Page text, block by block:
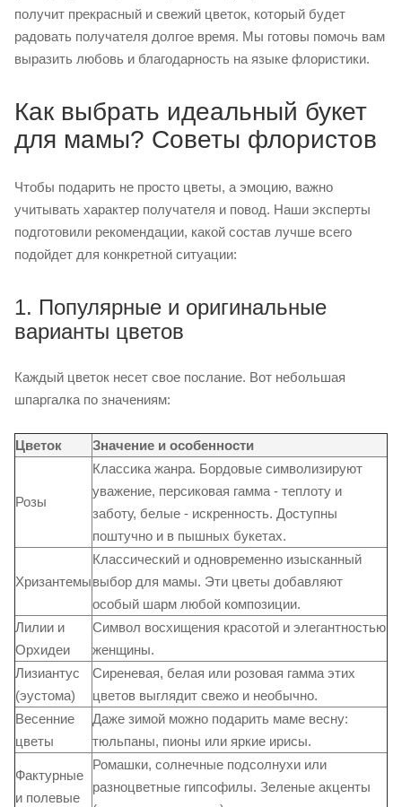
получит прекрасный и свежий цветок, который будет
радовать получателя долгое время. Мы готовы помочь вам
выразить любовь и благодарность на языке флористики.
Как выбрать идеальный букет
для мамы? Советы флористов
Чтобы подарить не просто цветы, а эмоцию, важно
учитывать характер получателя и повод. Наши эксперты
подготовили рекомендации, какой состав лучше всего
подойдет для конкретной ситуации:
1. Популярные и оригинальные
варианты цветов
Каждый цветок несет свое послание. Вот небольшая
шпаргалка по значениям:
Цветок Значение и особенности
Розы
Классика жанра. Бордовые символизируют
уважение, персиковая гамма - теплоту и
заботу, белые - искренность. Доступны
поштучно и в пышных букетах.
Хризантемы
Классический и одновременно изысканный
выбор для мамы. Эти цветы добавляют
особый шарм любой композиции.
Лилии и
Орхидеи
Символ восхищения красотой и элегантностью
женщины.
Лизиантус
(эустома)
Сиреневая, белая или розовая гамма этих
цветов выглядит свежо и необычно.
Весенние
цветы
Даже зимой можно подарить маме весну:
тюльпаны, пионы или яркие ирисы.
Фактурные
и полевые
Ромашки, солнечные подсолнухи или
разноцветные гипсофилы. Зеленые акценты